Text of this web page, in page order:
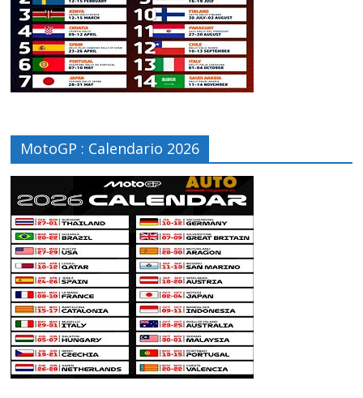
MotoGP : Calendario 2026